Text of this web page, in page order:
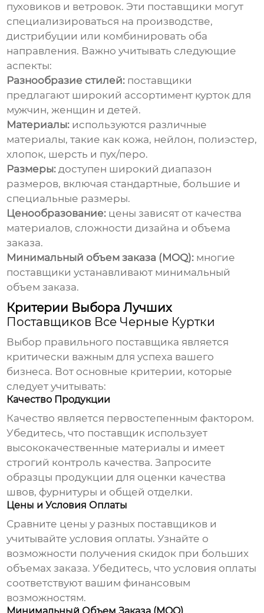
пуховиков и ветровок. Эти поставщики могут
специализироваться на производстве,
дистрибуции или комбинировать оба
направления. Важно учитывать следующие
аспекты:
Разнообразие стилей: поставщики
предлагают широкий ассортимент курток для
мужчин, женщин и детей.
Материалы: используются различные
материалы, такие как кожа, нейлон, полиэстер,
хлопок, шерсть и пух/перо.
Размеры: доступен широкий диапазон
размеров, включая стандартные, большие и
специальные размеры.
Ценообразование: цены зависят от качества
материалов, сложности дизайна и объема
заказа.
Минимальный объем заказа (MOQ): многие
поставщики устанавливают минимальный
объем заказа.
Критерии Выбора Лучших
Поставщиков Все Черные Куртки
Выбор правильного поставщика является
критически важным для успеха вашего
бизнеса. Вот основные критерии, которые
следует учитывать:
Качество Продукции
Качество является первостепенным фактором.
Убедитесь, что поставщик использует
высококачественные материалы и имеет
строгий контроль качества. Запросите
образцы продукции для оценки качества
швов, фурнитуры и общей отделки.
Цены и Условия Оплаты
Сравните цены у разных поставщиков и
учитывайте условия оплаты. Узнайте о
возможности получения скидок при больших
объемах заказа. Убедитесь, что условия оплаты
соответствуют вашим финансовым
возможностям.